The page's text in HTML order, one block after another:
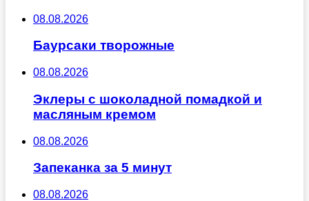
08.08.2026
Баурсаки творожные
08.08.2026
Эклеры с шоколадной помадкой и
масляным кремом
08.08.2026
Запеканка за 5 минут
08.08.2026